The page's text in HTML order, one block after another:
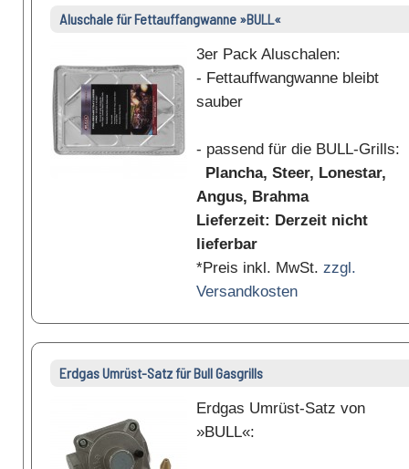
Aluschale für Fettauffangwanne »BULL«
3er Pack Aluschalen:
- Fettauffwangwanne bleibt
sauber
- passend für die BULL-Grills:
Plancha, Steer, Lonestar,
Angus, Brahma
Lieferzeit: Derzeit nicht
lieferbar
*Preis inkl. MwSt. zzgl.
Versandkosten
Erdgas Umrüst-Satz für Bull Gasgrills
Erdgas Umrüst-Satz von
»BULL«: